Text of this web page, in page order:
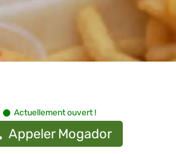
Actuellement ouvert !
Appeler Mogador